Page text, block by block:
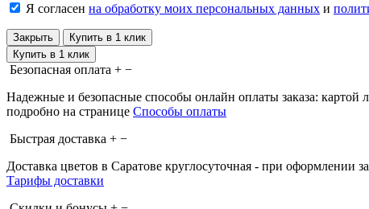
Я согласен на обработку моих персональных данных и
Закрыть
Купить в 1 клик
Купить в 1 клик
Безопасная оплата + −
Надежные и безопасные способы онлайн оплаты заказа:
подробно на странице Способы оплаты
Быстрая доставка + −
Доставка цветов в Саратове круглосуточная - при оформлении
Тарифы доставки